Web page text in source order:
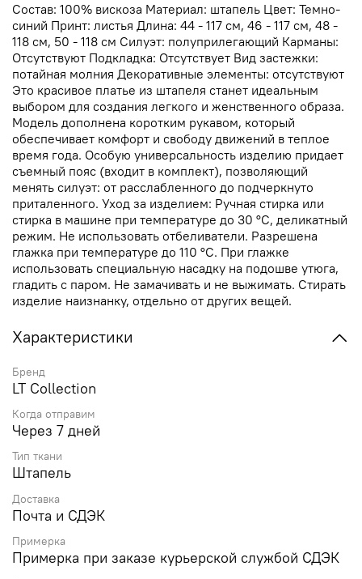
Состав: 100% вискоза Материал: штапель Цвет: Темно-
синий Принт: листья Длина: 44 - 117 см, 46 - 117 см, 48 -
118 см, 50 - 118 см Силуэт: полуприлегающий Карманы:
Отсутствуют Подкладка: Отсутствует Вид застежки:
потайная молния Декоративные элементы: отсутствуют
Это красивое платье из штапеля станет идеальным
выбором для создания легкого и женственного образа.
Модель дополнена коротким рукавом, который
обеспечивает комфорт и свободу движений в теплое
время года. Особую универсальность изделию придает
съемный пояс (входит в комплект), позволяющий
менять силуэт: от расслабленного до подчеркнуто
приталенного. Уход за изделием: Ручная стирка или
стирка в машине при температуре до 30 °C, деликатный
режим. Не использовать отбеливатели. Разрешена
глажка при температуре до 110 °C. При глажке
использовать специальную насадку на подошве утюга,
гладить с паром. Не замачивать и не выжимать. Стирать
изделие наизнанку, отдельно от других вещей.
Характеристики
Бренд
LT Collection
Когда отправим
Через 7 дней
Тип ткани
Штапель
Доставка
Почта и СДЭК
Примерка
Примерка при заказе курьерской службой СДЭК